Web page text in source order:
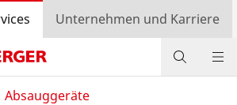
Unternehmen und Karriere
Absauggeräte